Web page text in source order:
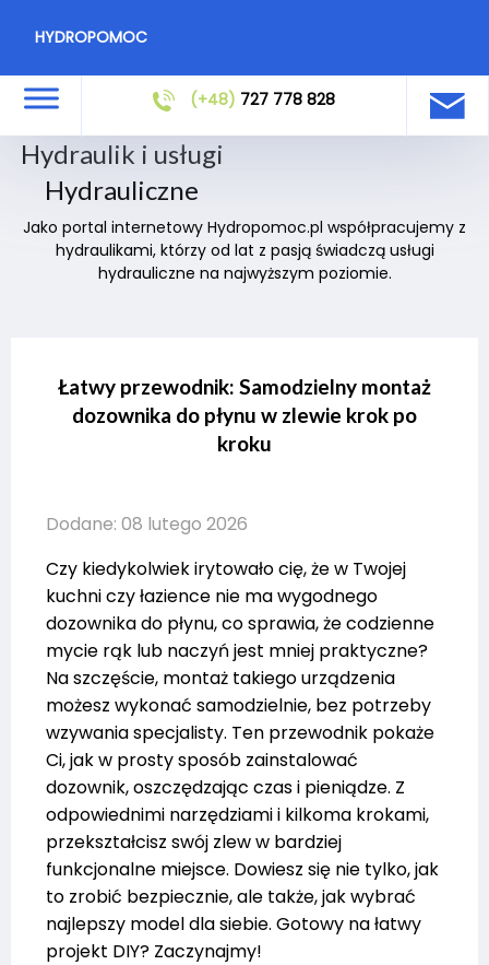
HYDROPOMOC
(+48) 727 778 828
Hydraulik i usługi
Hydrauliczne
Jako portal internetowy Hydropomoc.pl współpracujemy z
hydraulikami, którzy od lat z pasją świadczą usługi
hydrauliczne na najwyższym poziomie.
Łatwy przewodnik: Samodzielny montaż
dozownika do płynu w zlewie krok po
kroku
Dodane: 08 lutego 2026
Czy kiedykolwiek irytowało cię, że w Twojej
kuchni czy łazience nie ma wygodnego
dozownika do płynu, co sprawia, że codzienne
mycie rąk lub naczyń jest mniej praktyczne?
Na szczęście, montaż takiego urządzenia
możesz wykonać samodzielnie, bez potrzeby
wzywania specjalisty. Ten przewodnik pokaże
Ci, jak w prosty sposób zainstalować
dozownik, oszczędzając czas i pieniądze. Z
odpowiednimi narzędziami i kilkoma krokami,
przekształcisz swój zlew w bardziej
funkcjonalne miejsce. Dowiesz się nie tylko, jak
to zrobić bezpiecznie, ale także, jak wybrać
najlepszy model dla siebie. Gotowy na łatwy
projekt DIY? Zaczynajmy!